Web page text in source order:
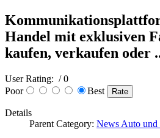
Handel mit exklusiven
kaufen, verkaufen oder
User Rating: / 0
Poor
Best
Details
Parent Category: News Auto und